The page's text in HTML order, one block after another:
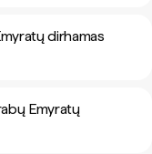
dirhamas
Emyratų